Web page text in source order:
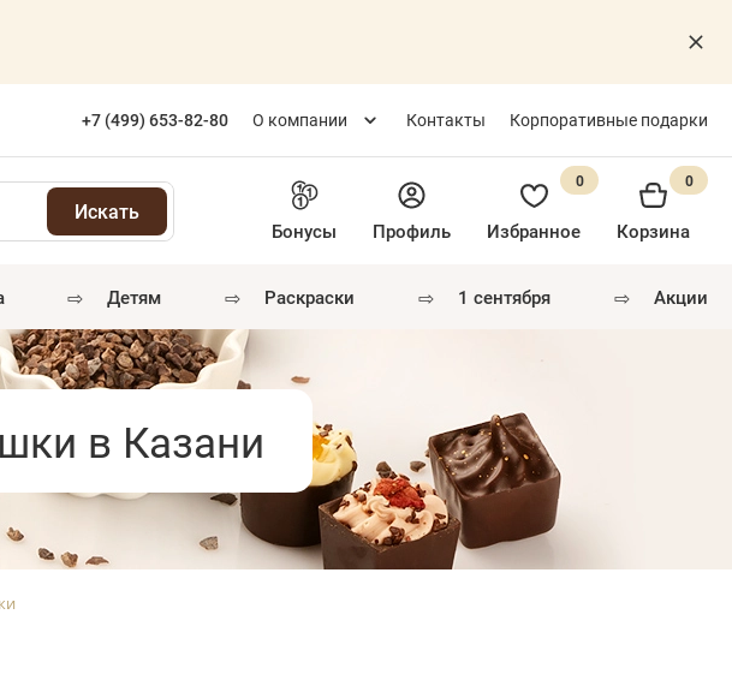
+7 (499) 653-82-80 О компании Контакты Корпоративные подарки
Бонусы Профиль Избранное
0
Корзина
0
⇨ детям ⇨ раскраски ⇨ 1 сентября ⇨ акции
в Казани